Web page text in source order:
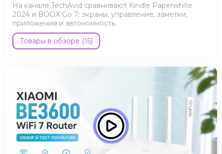
На канале TechAvid сравнивают Kindle Paperwhite
2024 и BOOX Go 7: экраны, управление, заметки,
приложения и автономность.
Товары в обзоре (15)